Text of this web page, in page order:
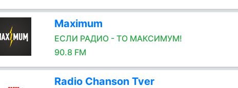
Maximum
ЕСЛИ РАДИО - ТО МАКСИМУМ!
90.8 FM
Radio Chanson Tver